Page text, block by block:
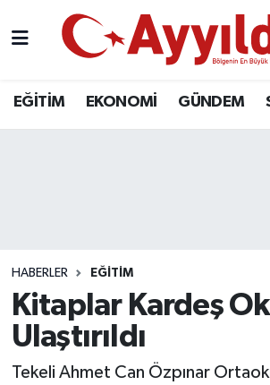
EĞİTİM EKONOMİ GÜNDEM
HABERLER EĞİTİM
Kitaplar Kardeş
Ulaştırıldı
Tekeli Ahmet Can Özpınar